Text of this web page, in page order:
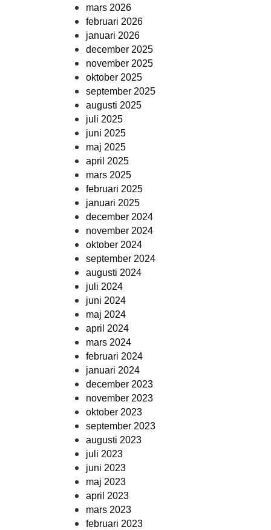
mars 2026
februari 2026
januari 2026
december 2025
november 2025
oktober 2025
september 2025
augusti 2025
juli 2025
juni 2025
maj 2025
april 2025
mars 2025
februari 2025
januari 2025
december 2024
november 2024
oktober 2024
september 2024
augusti 2024
juli 2024
juni 2024
maj 2024
april 2024
mars 2024
februari 2024
januari 2024
december 2023
november 2023
oktober 2023
september 2023
augusti 2023
juli 2023
juni 2023
maj 2023
april 2023
mars 2023
februari 2023